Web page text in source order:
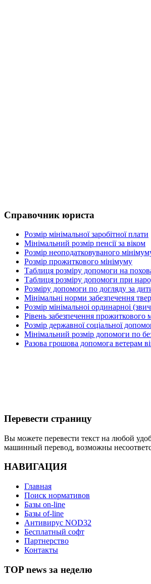
Справочник юриста
Розмір мінімальної заробітної плати
Мінімальний розмір пенсії за віком
Розмір неоподатковуваного
Розмір прожиткового мінімуму
Таблиця розміру допомоги на
Таблиця розміру допомоги при
Розміру допомоги по догляду за
Мінімальні норми забезпечення
Розмір мінімальноі ординарноі
Рівень забезпечення прожиткового
Розмір державної соціальної
Мінімальний розмір допомоги по
Разова грошова допомога ветерам
Перевести страницу
Вы можете перевести текст на любой
машинный перевод, возможны
НАВИГАЦИЯ
Главная
Поиск нормативов
Базы on-line
Базы of-line
Антивирус NOD32
Бесплатный софт
Партнерство
Контакты
TOP news за неделю